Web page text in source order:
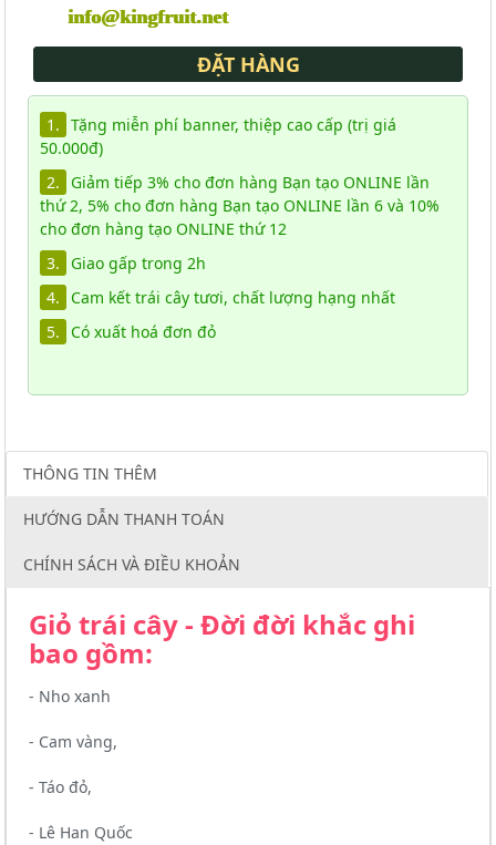
info@kingfruit.net
ĐẶT HÀNG
1. Tặng miễn phí banner, thiệp cao cấp (trị giá
50.000đ)
2.
Giảm tiếp 3% cho đơn hàng Bạn tạo ONLINE lần
thứ 2, 5% cho đơn hàng Bạn tạo ONLINE lần 6 và 10%
cho đơn hàng tạo ONLINE thứ 12
3.
Giao gấp trong 2h
4.
Cam kết trái cây tươi, chất lượng hạng nhất
5.
Có xuất hoá đơn đỏ
THÔNG TIN THÊM
HƯỚNG DẪN THANH TOÁN
CHÍNH SÁCH VÀ ĐIỀU KHOẢN
Giỏ trái cây - Đời đời khắc ghi
bao gồm:
- Nho xanh
- Cam vàng,
- Táo đỏ,
- Lê Han Quốc